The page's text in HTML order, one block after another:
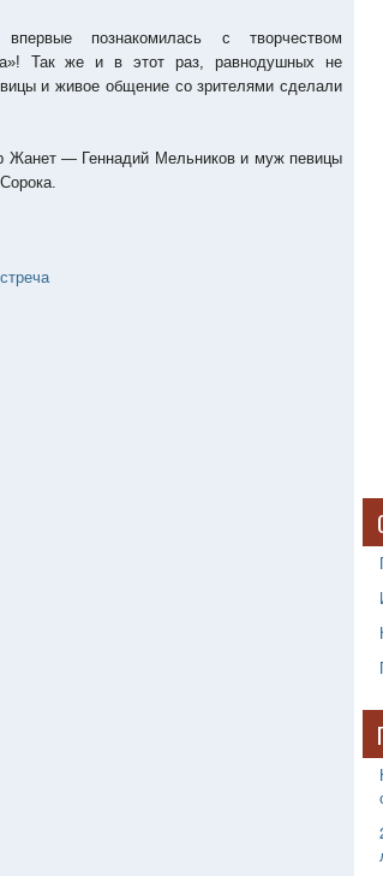
познакомилась с творчеством
Так же и в этот раз, равнодушных не
и живое общение со зрителями сделали
Жанет — Геннадий Мельников и муж певицы